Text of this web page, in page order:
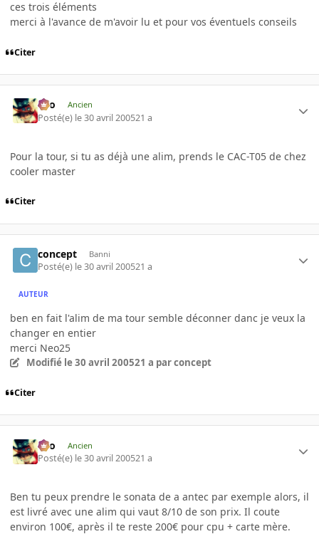
ces trois éléments
merci à l'avance de m'avoir lu et pour vos éventuels conseils
Citer
eYo Ancien
Posté(e) le 30 avril 200521 a
Pour la tour, si tu as déjà une alim, prends le CAC-T05 de chez
cooler master
Citer
concept Banni
Posté(e) le 30 avril 200521 a
AUTEUR
ben en fait l'alim de ma tour semble déconner danc je veux la
changer en entier
merci Neo25
Modifié le 30 avril 200521 a par concept
Citer
eYo Ancien
Posté(e) le 30 avril 200521 a
Ben tu peux prendre le sonata de a antec par exemple alors, il
est livré avec une alim qui vaut 8/10 de son prix. Il coute
environ 100€, après il te reste 200€ pour cpu + carte mère.